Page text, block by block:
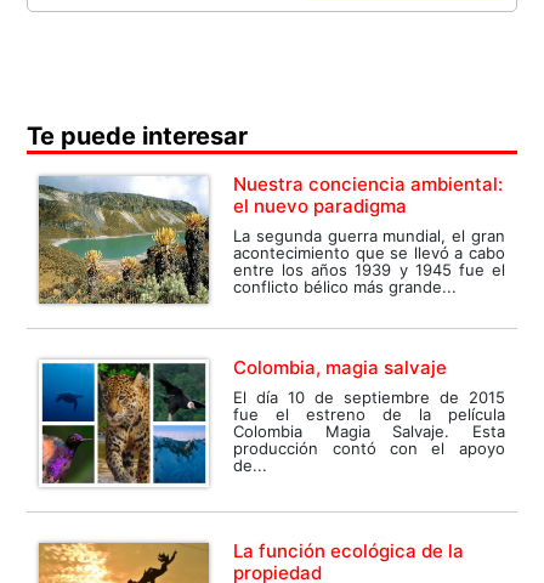
Te puede interesar
Nuestra conciencia ambiental:
el nuevo paradigma
La segunda guerra mundial, el gran
acontecimiento que se llevó a cabo
entre los años 1939 y 1945 fue el
conflicto bélico más grande...
Colombia, magia salvaje
El día 10 de septiembre de 2015
fue el estreno de la película
Colombia Magia Salvaje. Esta
producción contó con el apoyo
de...
La función ecológica de la
propiedad